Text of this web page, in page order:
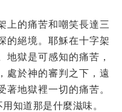
上的痛苦和嘲笑長達三
的絕境。耶穌在十字架
地獄是可感知的痛苦，
處於神的審判之下，遠
地獄裡一切的痛苦。
知道那是什麼滋味。